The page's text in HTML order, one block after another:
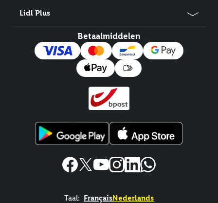
Lidl Plus
Betaalmiddelen
Taal: FrançaisNederlands